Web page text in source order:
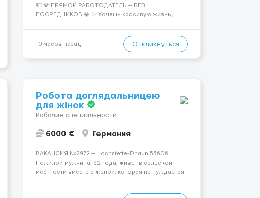
💶 💎 ПРЯМОЙ РАБОТОДАТЕЛЬ — БЕЗ
ПОСРЕДНИКОВ 💎 ✨ Хочешь красивую жизнь,
— Опытная команда с годами практики —
Стабильный поток клиентов (без ...
10 часов назад Откликнуться
Робота доглядальницею
для жінок
Рабочие специальности
6000 € Германия
ВАКАНСИЯ №2972 — Hochstette-Dhaun 55606
Пожилой мужчина, 92 года, живёт в сельской
местности вместе с женой, которая не нуждается